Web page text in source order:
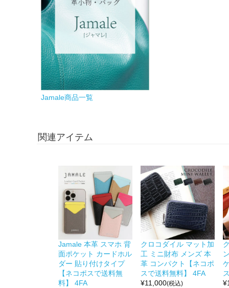
Jamale商品一覧
関連アイテム
Jamale 本革 スマホ 背
面ポケット カードホル
ダー 貼り付けタイプ
【ネコポスで送料無
料】 4FA
クロコダイル マット加
工 ミニ財布 メンズ 本
革 コンパクト【ネコポ
スで送料無料】 4FA
¥11,000(税込)
¥